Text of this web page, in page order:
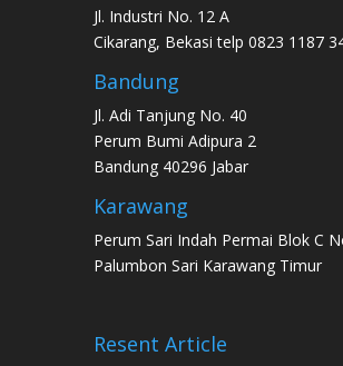
Jl. Industri No. 12 A
Cikarang, Bekasi telp 0823 1187
Bandung
Jl. Adi Tanjung No. 40
Perum Bumi Adipura 2
Bandung 40296 Jabar
Karawang
Perum Sari Indah Permai Blok C
Palumbon Sari Karawang Timur
Resent Article